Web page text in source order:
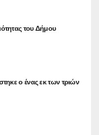
του Δήμου
ο ένας εκ των τριών